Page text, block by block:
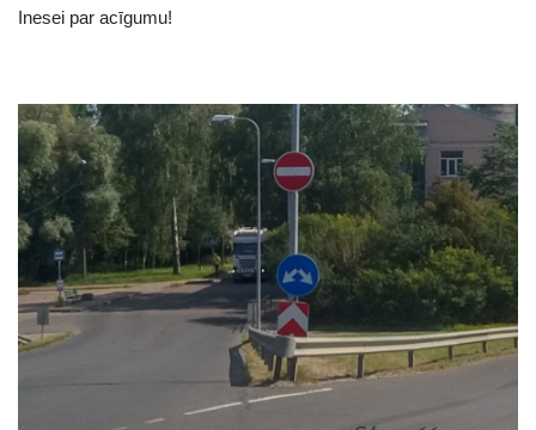
Inesei par acīgumu!